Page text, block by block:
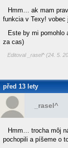
Hmm… ak mam
funkcia v Texy! vobec
Este by mi pomohlo
za cas)
Editoval _rasel^ (24. 5.
před 13 lety
_rasel^
Hmm… trocha môj
pochopili a píšeme o